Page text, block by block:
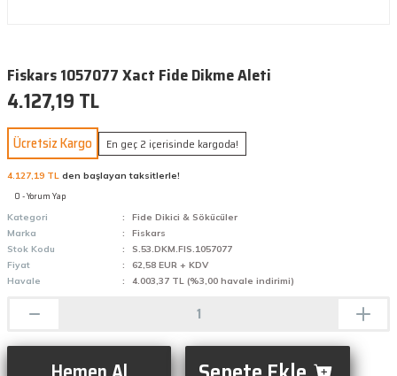
Fiskars 1057077 Xact Fide Dikme Aleti
4.127,19 TL
Ücretsiz Kargo En geç 2 içerisinde kargoda!
4.127,19 TL den başlayan taksitlerle!
0 - Yorum Yap
Kategori
Fide Dikici & Sökücüler
Marka
Fiskars
Stok Kodu
S.53.DKM.FIS.1057077
Fiyat
62,58 EUR + KDV
Havale
4.003,37 TL (%3,00 havale indirimi)